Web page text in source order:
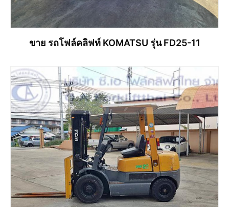
ขาย รถโฟล์คลิฟท์ KOMATSU รุ่น FD25-11
อ่านเพิ่ม